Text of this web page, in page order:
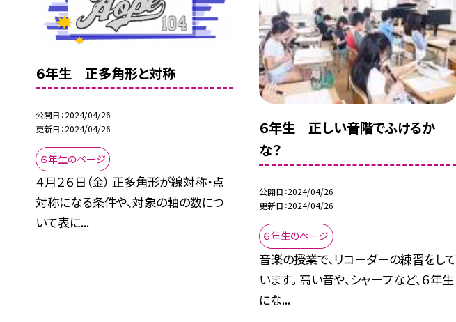
６年生 正多角形と対称
公開日 2024/04/26
更新日 2024/04/26
６年生のページ
４月２６日（金） 正多角形が線対称・点
対称になる条件や、対象の軸の数につ
いて表に...
６年生 正しい音階でふけるか
な？
公開日 2024/04/26
更新日 2024/04/26
６年生のページ
音楽の授業で、リコーダーの練習をして
います。 高い音や、シャープなど、６年生
にな...